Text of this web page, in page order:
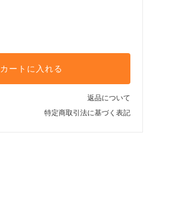
カートに入れる
返品について
特定商取引法に基づく表記